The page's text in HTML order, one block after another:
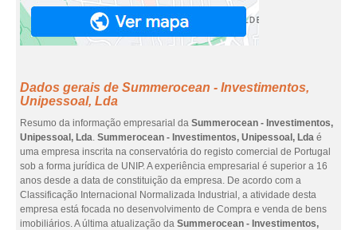
Dados gerais de Summerocean - Investimentos,
Unipessoal, Lda
Resumo da informação empresarial da Summerocean - Investimentos,
Unipessoal, Lda. Summerocean - Investimentos, Unipessoal, Lda é
uma empresa inscrita na conservatória do registo comercial de Portugal
sob a forma jurídica de UNIP. A experiência empresarial é superior a 16
anos desde a data de constituição da empresa. De acordo com a
Classificação Internacional Normalizada Industrial, a atividade desta
empresa está focada no desenvolvimento de Compra e venda de bens
imobiliários. A última atualização da Summerocean - Investimentos,